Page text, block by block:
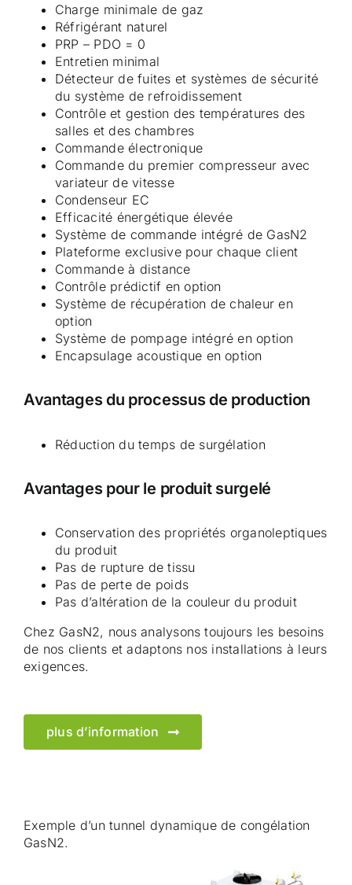
Charge minimale de gaz
Réfrigérant naturel
PRP – PDO = 0
Entretien minimal
Détecteur de fuites et systèmes de sécurité
du système de refroidissement
Contrôle et gestion des températures des
salles et des chambres
Commande électronique
Commande du premier compresseur avec
variateur de vitesse
Condenseur EC
Efficacité énergétique élevée
Système de commande intégré de GasN2
Plateforme exclusive pour chaque client
Commande à distance
Contrôle prédictif en option
Système de récupération de chaleur en
option
Système de pompage intégré en option
Encapsulage acoustique en option
Avantages du processus de production
Réduction du temps de surgélation
Avantages pour le produit surgelé
Conservation des propriétés organoleptiques
du produit
Pas de rupture de tissu
Pas de perte de poids
Pas d’altération de la couleur du produit
Chez GasN2, nous analysons toujours les besoins
de nos clients et adaptons nos installations à leurs
exigences.
plus d’information
Exemple d’un tunnel dynamique de congélation
GasN2.